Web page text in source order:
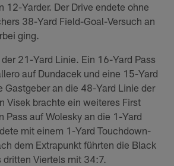
12-Yarder. Der Drive endete ohne
38-Yard Field-Goal-Versuch an
ging.
21-Yard Linie. Ein 16-Yard Pass
auf Dundacek und eine 15-Yard
Gastgeber an die 48-Yard Linie der
Visek brachte ein weiteres First
Pass auf Wolesky an die 1-Yard
mit einem 1-Yard Touchdown-
dem Extrapunkt führten die Black
Viertels mit 34:7.